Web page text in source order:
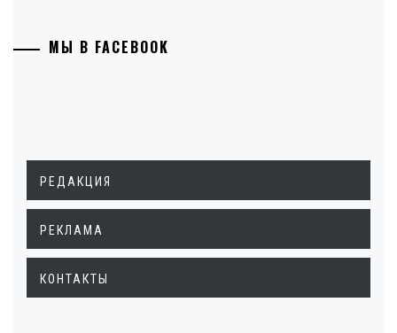
МЫ В FACEBOOK
РЕДАКЦИЯ
РЕКЛАМА
КОНТАКТЫ